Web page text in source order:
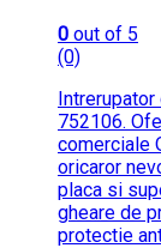
0 out of 5
(0)
Intrerupator
752106.
comerciale
oricaror
placa si
gheare de
protectie